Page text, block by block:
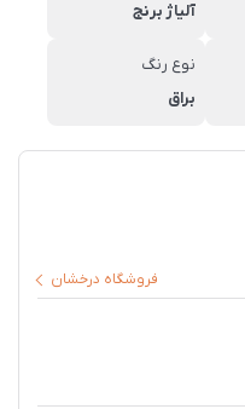
آلیاژ برنج
نوع رنگ
براق
فروشگاه درخشان